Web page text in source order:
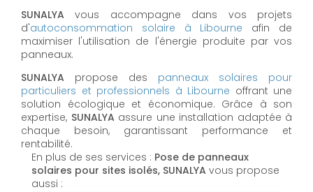
SUNALYA vous accompagne dans vos projets
d'autoconsommation solaire à Libourne afin de
maximiser l'utilisation de l'énergie produite par vos
panneaux.
SUNALYA propose des panneaux solaires pour
particuliers et professionnels à Libourne offrant une
solution écologique et économique. Grâce à son
expertise, SUNALYA assure une installation adaptée à
chaque besoin, garantissant performance et
rentabilité.
En plus de ses services : Pose de panneaux
solaires pour sites isolés, SUNALYA vous propose
aussi :